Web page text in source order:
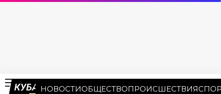
НОВОСТИОБЩЕСТВОПРОИСШЕСТВИЯ